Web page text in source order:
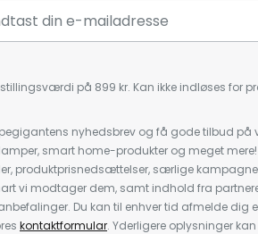
på 899 kr. Kan ikke indløses for
nyhedsbrev og få gode tilbud på
smart home-produkter og meget
produktprisnedsættelser, særlige
vi modtager dem, samt indhold fra
Du kan til enhver tid afmelde dig
kontaktformular. Yderligere oplysninger